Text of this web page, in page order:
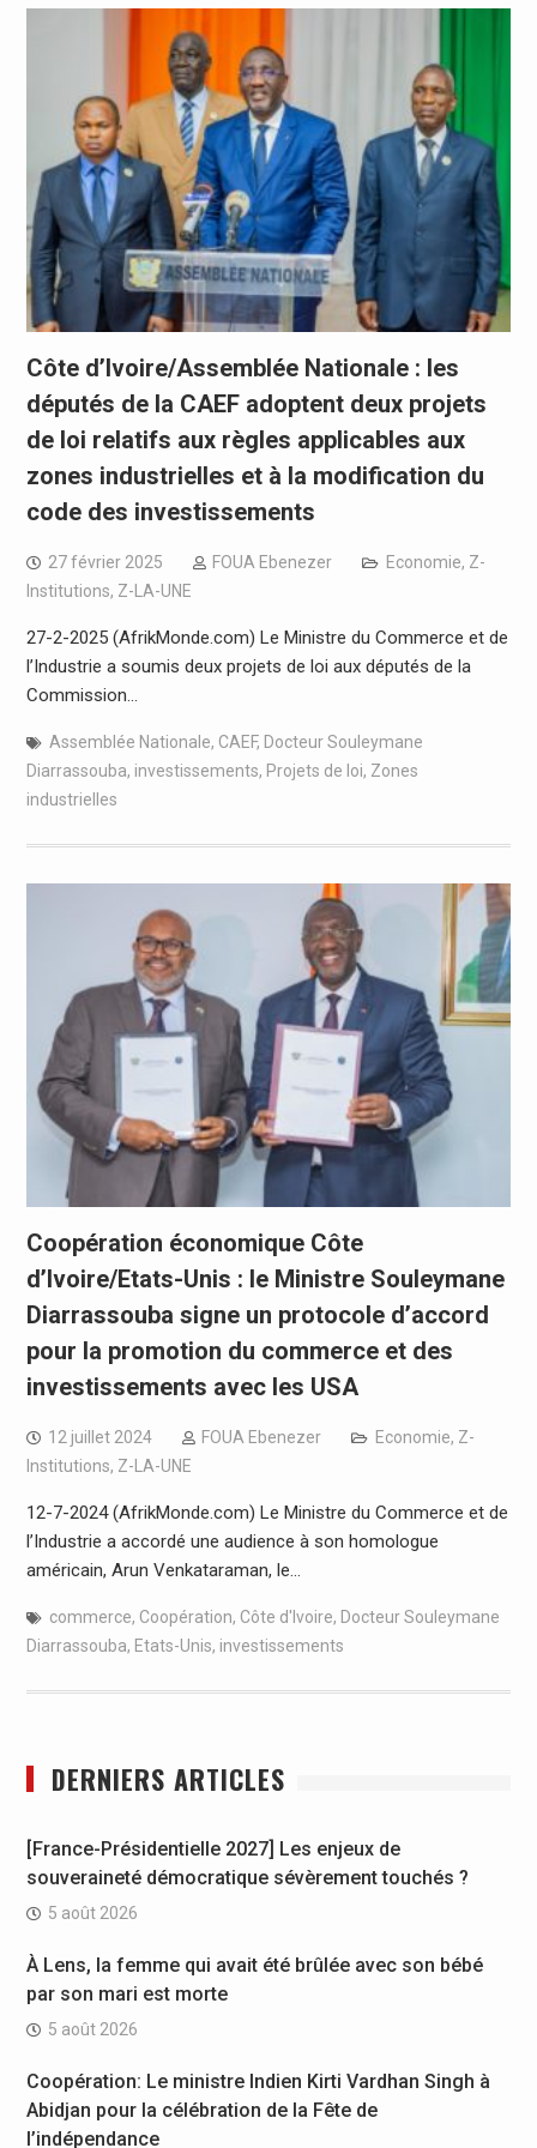
Côte d’Ivoire/Assemblée Nationale : les
députés de la CAEF adoptent deux projets
de loi relatifs aux règles applicables aux
zones industrielles et à la modification du
code des investissements
27 février 2025 FOUA Ebenezer Economie, Z-
Institutions, Z-LA-UNE
27-2-2025 (AfrikMonde.com) Le Ministre du Commerce et de
l’Industrie a soumis deux projets de loi aux députés de la
Commission…
Assemblée Nationale, CAEF, Docteur Souleymane
Diarrassouba, investissements, Projets de loi, Zones
industrielles
Coopération économique Côte
d’Ivoire/Etats-Unis : le Ministre Souleymane
Diarrassouba signe un protocole d’accord
pour la promotion du commerce et des
investissements avec les USA
12 juillet 2024 FOUA Ebenezer Economie, Z-
Institutions, Z-LA-UNE
12-7-2024 (AfrikMonde.com) Le Ministre du Commerce et de
l’Industrie a accordé une audience à son homologue
américain, Arun Venkataraman, le…
commerce, Coopération, Côte d'Ivoire, Docteur Souleymane
Diarrassouba, Etats-Unis, investissements
DERNIERS ARTICLES
[France-Présidentielle 2027] Les enjeux de
souveraineté démocratique sévèrement touchés ?
5 août 2026
À Lens, la femme qui avait été brûlée avec son bébé
par son mari est morte
5 août 2026
Coopération: Le ministre Indien Kirti Vardhan Singh à
Abidjan pour la célébration de la Fête de
l’indépendance